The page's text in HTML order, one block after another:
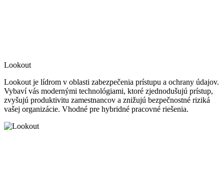
Lookout
Lookout je lídrom v oblasti zabezpečenia prístupu a ochrany údajov.
Vybaví vás modernými technológiami, ktoré zjednodušujú prístup,
zvyšujú produktivitu zamestnancov a znižujú bezpečnostné riziká
vašej organizácie. Vhodné pre hybridné pracovné riešenia.